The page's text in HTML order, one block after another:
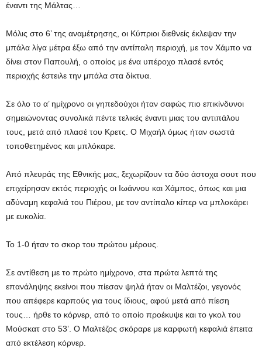
έναντι της Μάλτας…
Μόλις στο 6’ της αναμέτρησης, οι Κύπριοι διεθνείς έκλεψαν την
μπάλα λίγα μέτρα έξω από την αντίπαλη περιοχή, με τον Χάμπο να
δίνει στον Παπουλή, ο οποίος με ένα υπέροχο πλασέ εντός
περιοχής έστειλε την μπάλα στα δίκτυα.
Σε όλο το α’ ημίχρονο οι γηπεδούχοι ήταν σαφώς πιο επικίνδυνοι
σημειώνοντας συνολικά πέντε τελικές έναντι μιας του αντιπάλου
τους, μετά από πλασέ του Κρετς. Ο Μιχαήλ όμως ήταν σωστά
τοποθετημένος και μπλόκαρε.
Από πλευράς της Εθνικής μας, ξεχωρίζουν τα δύο άστοχα σουτ που
επιχείρησαν εκτός περιοχής οι Ιωάννου και Χάμπος, όπως και μια
αδύναμη κεφαλιά του Πιέρου, με τον αντίπαλο κίπερ να μπλοκάρει
με ευκολία.
Το 1-0 ήταν το σκορ του πρώτου μέρους.
Σε αντίθεση με το πρώτο ημίχρονο, στα πρώτα λεπτά της
επανάληψης εκείνοι που πίεσαν ψηλά ήταν οι Μαλτέζοι, γεγονός
που απέφερε καρπούς για τους ίδιους, αφού μετά από πίεση
τους… ήρθε το κόρνερ, από το οποίο προέκυψε και το γκολ του
Μούσκατ στο 53’. Ο Μαλτέζος σκόραρε με καρφωτή κεφαλιά έπειτα
από εκτέλεση κόρνερ.